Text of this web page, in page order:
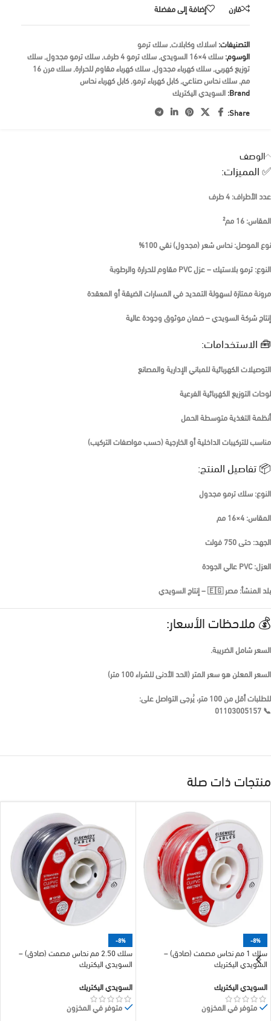
قارن إضافة إلى مفضلة
التصنيفات:اسلاك وكابلات,سلك ترمو
الوسوم:سلك 4×16 السويدي ,سلك ترمو 4 طرف ,سلك ترمو مجدول,سلك
توزيع كهربي,سلك كهرباء مجدول,سلك كهرباء مقاوم للحرارة,
سلك مرن 16
مم,سلك نحاس صناعي,كابل كهرباء ترمو,كابل كهرباء نحاس
Brand: السويدي اليكتريك
Share:
الوصف
✅ المميزات:
عدد الأطراف: 4 طرف
المقاس: 16 مم²
نوع الموصل: نحاس شعر (مجدول) نقي 100%
النوع: ترمو بلاستيك – عزل PVC مقاوم للحرارة والرطوبة
مرونة ممتازةلسهولة التمديد في المسارات الضيقة أو المعقدة
إنتاج شركةالسويدي– ضمان موثوق وجودة عالية
🧰 الاستخدامات:
التوصيلات الكهربائية للمباني الإدارية والمصانع
لوحات التوزيع الكهربائية الفرعية
أنظمة التغذية متوسطة الحمل
مناسب للتركيبات الداخلية أو الخارجية (حسب مواصفات التركيب)
📦 تفاصيل المنتج:
النوع: سلك ترمو مجدول
المقاس: 4×16 مم
الجهد: حتى 750 فولت
العزل: PVC عالي الجودة
بلد المنشأ: مصر 🇪🇬 – إنتاج السويدي
💰 ملاحظات الأسعار:
السعرشامل الضريبة.
السعر المعلن هوسعر المتر (الحد الأدنى للشراء 100 متر)
للطلبات أقل من 100 متر، يُرجى التواصل على:
📞
01103005157
منتجات ذات صلة
-8%
سلك 1 مم نحاس مصمت (صادق) –
السويدي اليكتريك
السويدي اليكتريك
متوفر في المخزون
-8%
سلك 2.50 مم نحاس مصمت (صادق) –
السويدي اليكتريك
السويدي اليكتريك
متوفر في المخزون